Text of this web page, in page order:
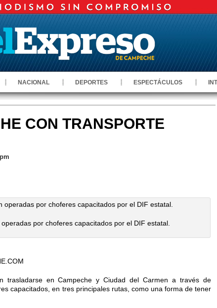
NACIONAL DEPORTES ESPECTÁCULOS
CON TRANSPORTE
por choferes capacitados por el DIF estatal.
trasladarse en Campeche y Ciudad del Carmen a través de
capacitados, en tres principales rutas, como una forma de tener